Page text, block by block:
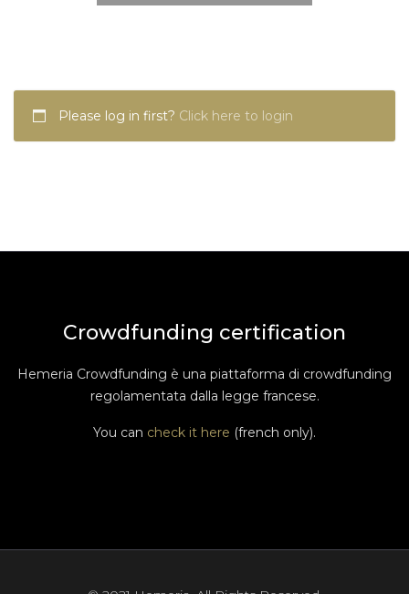
Please log in first? Click here to login
Crowdfunding certification
Hemeria Crowdfunding è una piattaforma di crowdfunding
regolamentata dalla legge francese.
You can check it here (french only).